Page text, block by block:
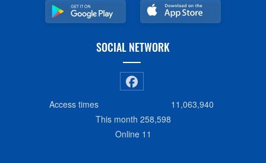
SOCIAL NETWORK
Access times
11,063,940
This month 258,598
Online 11